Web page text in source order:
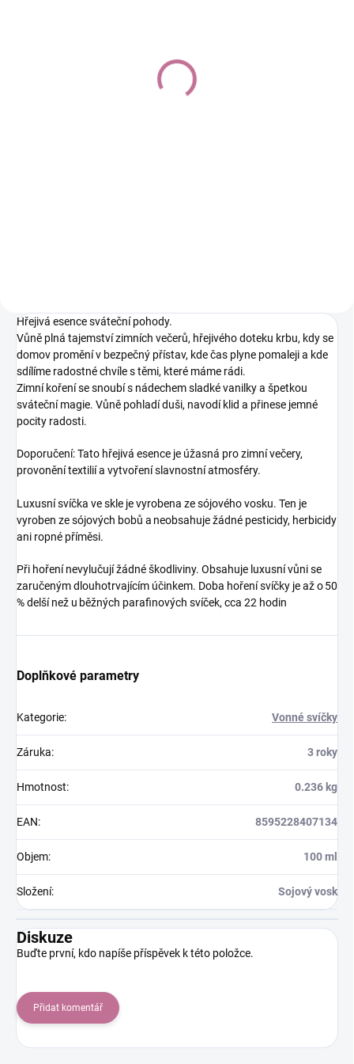
pro prostory a textilie
Hřejivá esence sváteční pohody.
Vůně plná tajemství zimních večerů, hřejivého doteku krbu, kdy se
domov promění v bezpečný přístav, kde čas plyne pomaleji a kde
sdílíme radostné chvíle s těmi, které máme rádi.
Zimní koření se snoubí s nádechem sladké vanilky a špetkou
sváteční magie. Vůně pohladí duši, navodí klid a přinese jemné
pocity radosti.
Doporučení: Tato hřejivá esence je úžasná pro zimní večery,
provonění textilií a vytvoření slavnostní atmosféry.
Luxusní svíčka ve skle je vyrobena ze sójového vosku. Ten je
vyroben ze sójových bobů a neobsahuje žádné pesticidy, herbicidy
ani ropné příměsi.
Při hoření nevylučují žádné škodliviny. Obsahuje luxusní vůni se
zaručeným dlouhotrvajícím účinkem. Doba hoření svíčky je až o 50
% delší než u běžných parafinových svíček, cca 22 hodin
Doplňkové parametry
Kategorie: Vonné svíčky
Záruka: 3 roky
Hmotnost: 0.236 kg
EAN: 8595228407134
Objem: 100 ml
Složení: Sojový vosk
Diskuze
Buďte první, kdo napíše příspěvek k této položce.
Přidat komentář